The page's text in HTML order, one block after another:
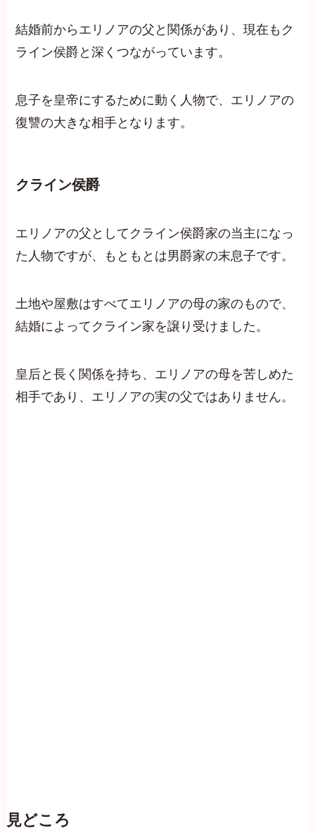
結婚前からエリノアの父と関係があり、現在もク
ライン侯爵と深くつながっています。
息子を皇帝にするために動く人物で、エリノアの
復讐の大きな相手となります。
クライン侯爵
エリノアの父としてクライン侯爵家の当主になっ
た人物ですが、もともとは男爵家の末息子です。
土地や屋敷はすべてエリノアの母の家のもので、
結婚によってクライン家を譲り受けました。
皇后と長く関係を持ち、エリノアの母を苦しめた
相手であり、エリノアの実の父ではありません。
見どころ